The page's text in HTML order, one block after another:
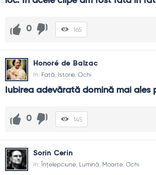
Cum evit judecățile rapide?
un minut mai mult. Suspensia grabei
Da. Muzeele, fotografia, desenul te învață
și respectul pentru nuanță.
Cum folosesc citatele în prezentări?
relevantă, apoi exemplul tău concret.
0 165
Honoré de Balzac
In: Față, Istorie, Ochi
Iubirea adevărată domină mai ales
0 145
Sorin Cerin
In: Înțelepciune, Lumină, Moarte, Ochi